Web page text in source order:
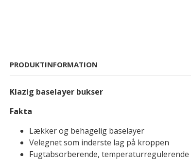
PRODUKTINFORMATION
Klazig baselayer bukser
Fakta
Lækker og behagelig baselayer
Velegnet som inderste lag på kroppen
Fugtabsorberende,